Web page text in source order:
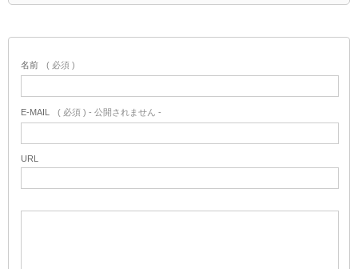
名前 ( 必須 )
E-MAIL ( 必須 ) - 公開されません -
URL